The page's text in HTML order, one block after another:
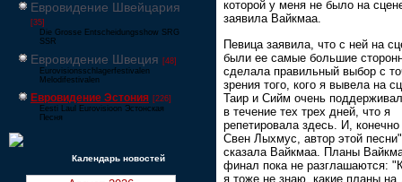
Евровидение Швейцария
[35]
Die Grosse Entscheidungsshow SRG
SSR
Евровидение Швеция [48]
Eurovisionsschlagerfestivalen
Melodifestivalen
Евровидение Эстония [226]
Eesti Laul Eurovisioon Эстонская
Песня
Календарь новостей
которой у меня не было на
заявила Вайкмаа.
Певица заявила, что с ней на
были ее самые большие
сделала правильный выбор с
зрения того, кого я вывела на
Таир и Сийм очень
в течение тех трех дней, что я
репетировала здесь. И,
Свен Лыхмус, автор этой
сказала Вайкмаа. Планы
финал пока не разглашаются:
я тоже не знаю, какие планы на